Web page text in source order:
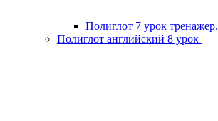
Полиглот 7 урок тренажер.
Полиглот английский 8 урок